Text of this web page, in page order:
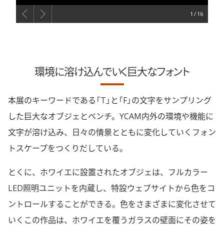
1
環境に溶け込んでいく巨大なフォント
本展のキーワードである「T」と「F」の文字をサンプリング
した巨大なオブジェとベンチ。YCAM内外の環境や機能に
文字が溶け込み、日々の情景とともに変化していくフォン
トスケープをつくりだしている。
とくに、ホワイエに設置されたオブジェは、フルカラー
LED照明ユニットを内蔵し、特設ウェブサイトから色をコ
ントロールすることができる。色をさまざまに変化させて
いくこの作品は、ホワイエを覆うガラスの壁面にその姿を